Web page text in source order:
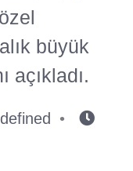
büyük
açıkladı.